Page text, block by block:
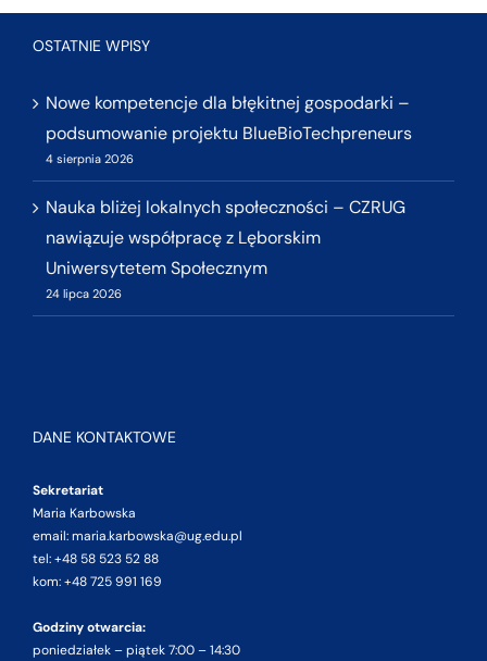
OSTATNIE WPISY
Nowe kompetencje dla błękitnej gospodarki –
podsumowanie projektu BlueBioTechpreneurs
4 sierpnia 2026
Nauka bliżej lokalnych społeczności – CZRUG
nawiązuje współpracę z Lęborskim
Uniwersytetem Społecznym
24 lipca 2026
DANE KONTAKTOWE
Sekretariat
Maria Karbowska
email: maria.karbowska@ug.edu.pl
tel: +48 58 523 52 88
kom: +48 725 991 169
Godziny otwarcia:
poniedziałek – piątek 7:00 – 14:30